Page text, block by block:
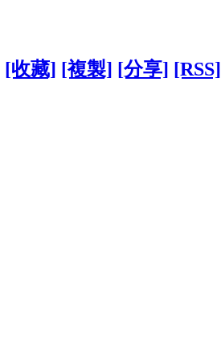
[收藏] [複製] [分享] [RSS]